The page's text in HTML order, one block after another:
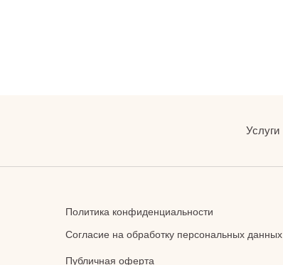
Услуги
Политика конфиденциальности
Публичная оферта
Согласие на обработку персональных данных